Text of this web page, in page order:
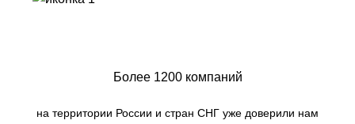
Более 1200 компаний
на территории России и стран СНГ уже доверили нам